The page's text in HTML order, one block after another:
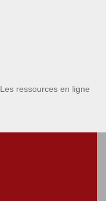
Les ressources en ligne